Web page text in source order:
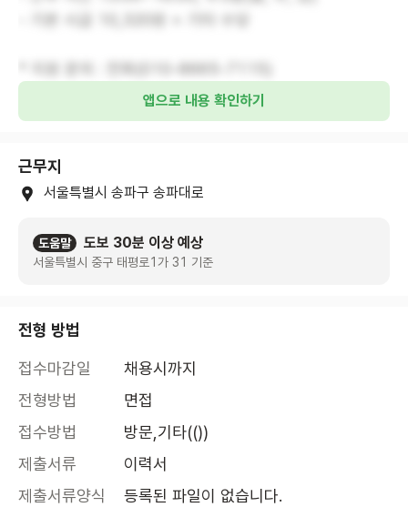
앱으로 내용 확인하기
근무지
서울특별시 송파구 송파대로
도움말 도보 30분 이상 예상
서울특별시 중구 태평로1가 31 기준
전형 방법
접수마감일
채용시까지
전형방법
면접
접수방법
방문,기타(())
제출서류
이력서
제출서류양식
등록된 파일이 없습니다.